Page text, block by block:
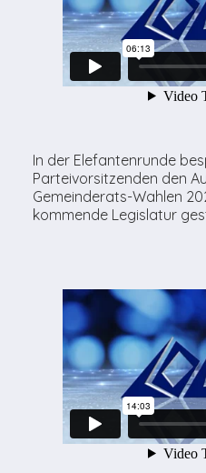
In der Elefantenrunde
Parteivorsitzenden den
Gemeinderats-Wahlen
kommende Legislatur